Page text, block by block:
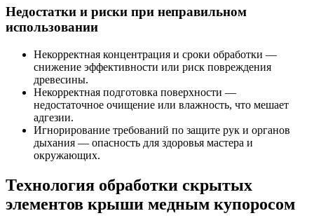
Недостатки и риски при неправильном
использовании
Некорректная концентрация и сроки обработки —
снижение эффективности или риск повреждения
древесины.
Некорректная подготовка поверхности —
недостаточное очищение или влажность, что мешает
адгезии.
Игнорирование требований по защите рук и органов
дыхания — опасность для здоровья мастера и
окружающих.
Технология обработки скрытых
элементов крыши медным купоросом